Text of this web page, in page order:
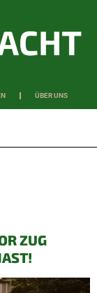
ÜBER UNS
ZUG